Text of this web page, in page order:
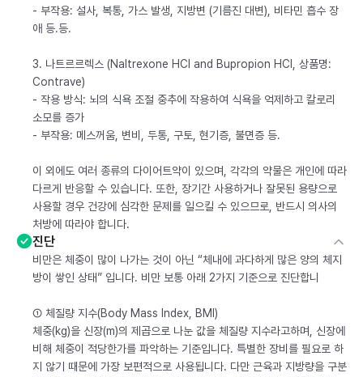
- 부작용: 설사, 복통, 가스 발생, 지방변 (기름진 대변), 비타민 흡수 장
애 등.등.
3. 나트르르렉스 (Naltrexone HCl and Bupropion HCl, 상품명:
Contrave)
- 작용 방식: 뇌의 식욕 조절 중추에 작용하여 식욕을 억제하고 칼로리
소모를 증가
- 부작용: 메스꺼움, 변비, 두통, 구토, 현기증, 불면증 등.
이 외에도 여러 종류의 다이어트약이 있으며, 각각의 약물은 개인에 따라
다르게 반응할 수 있습니다. 또한, 장기간 사용하거나 잘못된 용량으로
사용할 경우 건강에 심각한 문제를 일으킬 수 있으므로, 반드시 의사의
처방에 따라야 합니다.
진단
비만은 체중이 많이 나가는 것이 아닌 “체내에 과다하게 많은 양의 체지
방이 쌓인 상태” 입니다. 비만 보통 아래 2가지 기준으로 진단합니
① 체질량 지수(Body Mass Index, BMI)
체중(kg)을 신장(m)의 제곱으로 나눈 값을 체질량 지수라고하며, 신장에
비해 체중이 적당한가를 파악하는 기준입니다. 특별한 장비를 필요로 하
지 않기 때문에 가장 보편적으로 사용됩니다. 다만 근육과 지방량을 구분